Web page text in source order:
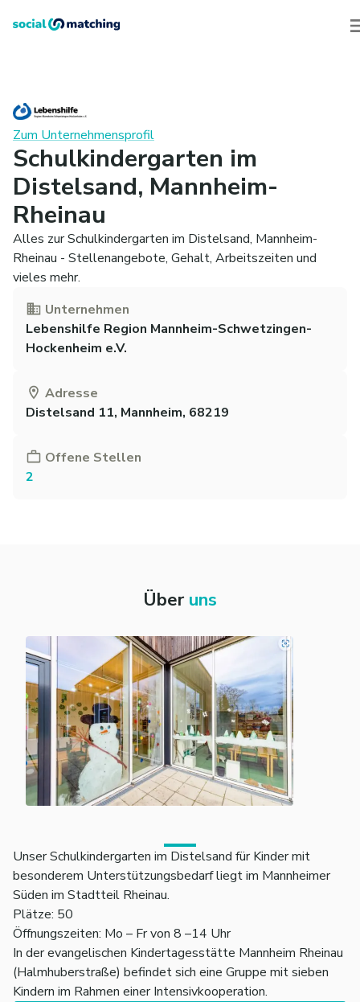
Zum Unternehmensprofil
Schulkindergarten im
Distelsand, Mannheim-
Rheinau
Alles zur Schulkindergarten im Distelsand, Mannheim-
Rheinau - Stellenangebote, Gehalt, Arbeitszeiten und
vieles mehr.
Unternehmen
Lebenshilfe Region Mannheim-Schwetzingen-
Hockenheim e.V.
Adresse
Distelsand 11, Mannheim, 68219
Offene Stellen
2
Über uns
Unser Schulkindergarten im Distelsand für Kinder mit
besonderem Unterstützungsbedarf liegt im Mannheimer
Süden im Stadtteil Rheinau.
Plätze: 50
Öffnungszeiten: Mo – Fr von 8 –14 Uhr
In der evangelischen Kindertagesstätte Mannheim Rheinau
(Halmhuberstraße) befindet sich eine Gruppe mit sieben
Kindern im Rahmen einer Intensivkooperation.